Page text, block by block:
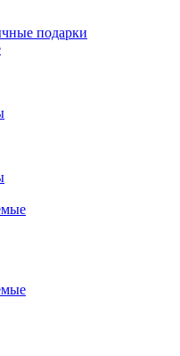
подарки